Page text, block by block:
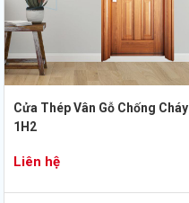
Cửa Thép Vân Gỗ Chống Cháy
1H2
Liên hệ